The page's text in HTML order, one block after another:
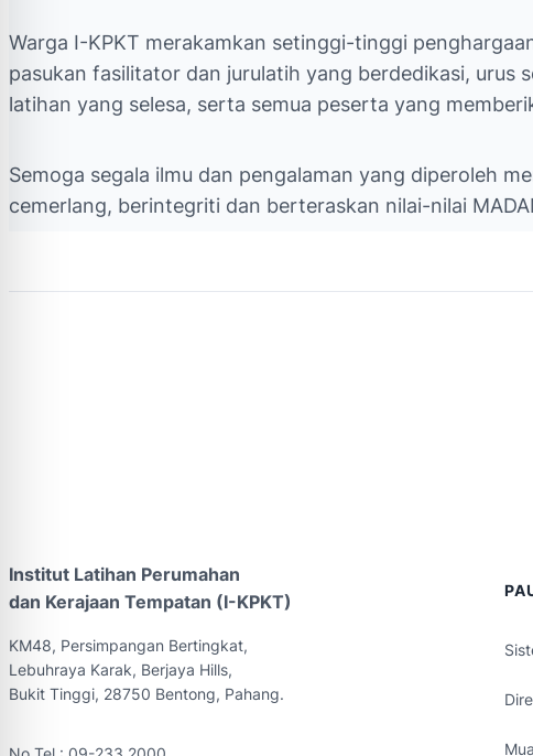
Warga I-KPKT merakamkan setinggi-tinggi
pasukan fasilitator dan jurulatih yang berdedikasi, urus
latihan yang selesa, serta semua peserta yang
Semoga segala ilmu dan pengalaman yang diperoleh
cemerlang, berintegriti dan berteraskan nilai-nilai
Institut Latihan Perumahan
dan Kerajaan Tempatan (I-KPKT)
KM48, Persimpangan Bertingkat,
Lebuhraya Karak, Berjaya Hills,
Bukit Tinggi, 28750 Bentong, Pahang.